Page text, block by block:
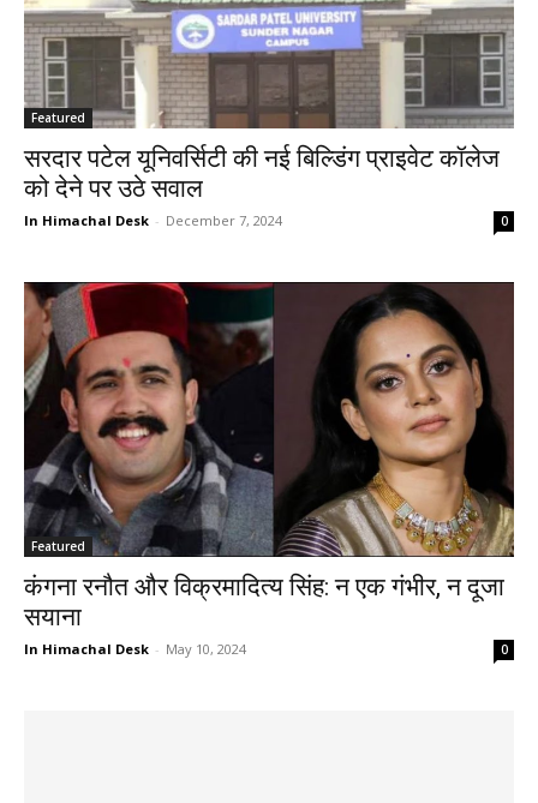
Featured
सरदार पटेल यूनिवर्सिटी की नई बिल्डिंग प्राइवेट कॉलेज
को देने पर उठे सवाल
In Himachal Desk - December 7, 2024 0
Featured
कंगना रनौत और विक्रमादित्य सिंह: न एक गंभीर, न दूजा
सयाना
In Himachal Desk - May 10, 2024 0